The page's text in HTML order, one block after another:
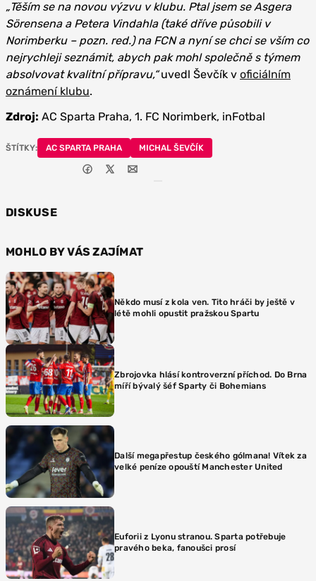
„Těším se na novou výzvu v klubu. Ptal jsem se Asgera
Sörensena a Petera Vindahla (také dříve působili v
Norimberku – pozn. red.) na FCN a nyní se chci se vším co
nejrychleji seznámit, abych pak mohl společně s týmem
absolvovat kvalitní přípravu,“uvedl Ševčík v oficiálním
oznámení klubu.
Zdroj: AC Sparta Praha, 1. FC Norimberk, inFotbal
ŠTÍTKY: AC SPARTA PRAHA MICHAL ŠEVČÍK
DISKUSE
MOHLO BY VÁS ZAJÍMAT
Někdo musí z kola ven. Tito hráči by ještě v
létě mohli opustit pražskou Spartu
Zbrojovka hlásí kontroverzní příchod. Do Brna
míří bývalý šéf Sparty či Bohemians
Další megapřestup českého gólmana! Vítek za
velké peníze opouští Manchester United
Euforii z Lyonu stranou. Sparta potřebuje
pravého beka, fanoušci prosí